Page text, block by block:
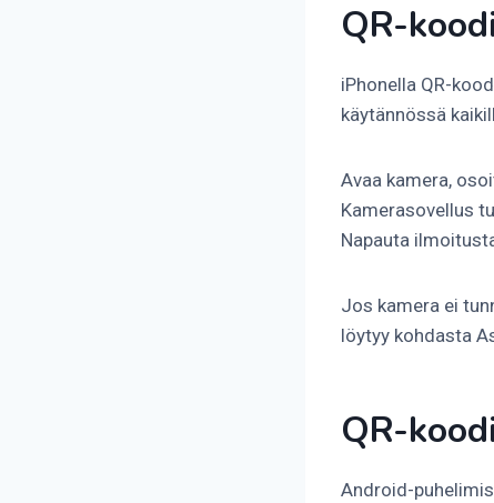
QR-
iPhonella QR-
käytännössä
Avaa kamera,
Kamerasovellus
Napauta
Jos kamera ei
löytyy kohdasta
QR-
Android-